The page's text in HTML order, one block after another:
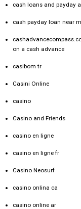
cash loans and payday
cash payday loan near
on a cash advance
casibom tr
Casini Online
casino
Casino and Friends
casino en ligne
casino en ligne fr
Casino Neosurf
casino onlina ca
casino online ar